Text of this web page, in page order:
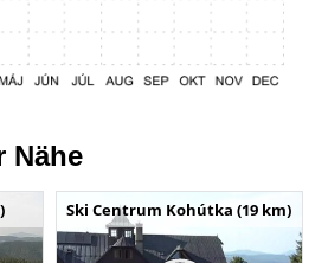
Nähe
Ski Centrum Kohútka (19 km)